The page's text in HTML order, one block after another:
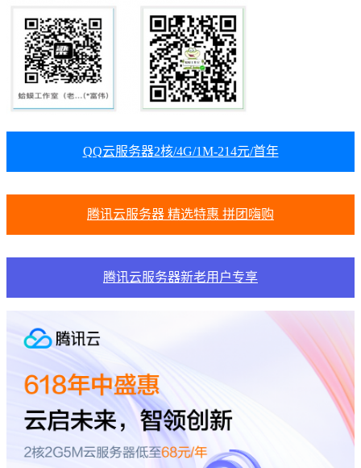
QQ云服务器2核/4G/1M-214元/首年
腾讯云服务器 精选特惠 拼团嗨购
腾讯云服务器新老用户专享